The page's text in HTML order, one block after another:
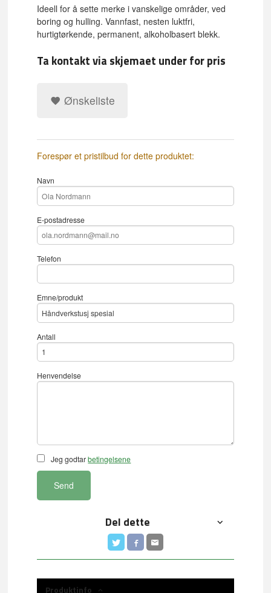
Ideell for å sette merke i vanskelige områder, ved
boring og hulling. Vannfast, nesten luktfri,
hurtigtørkende, permanent, alkoholbasert blekk.
Ta kontakt via skjemaet under for pris
Ønskeliste
Forespør et pristilbud for dette produktet:
Navn
E-postadresse
Telefon
Emne/produkt
Antall
Henvendelse
Jeg godtarbetingelsene
Send
Del dette
Produktinfo